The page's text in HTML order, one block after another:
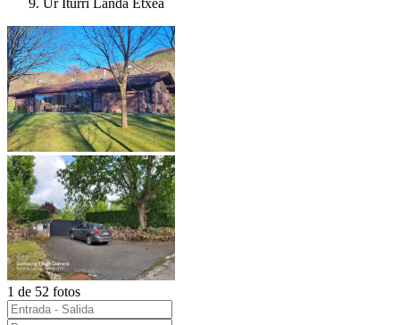
Ur Iturri Landa Etxea
1 de 52 fotos